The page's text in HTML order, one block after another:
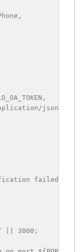
,
,
json'
failed:'
3000 ;